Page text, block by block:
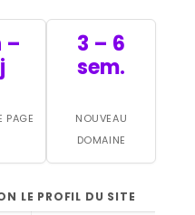
–
PAGE
3 – 6
sem.
NOUVEAU
DOMAINE
LE PROFIL DU SITE